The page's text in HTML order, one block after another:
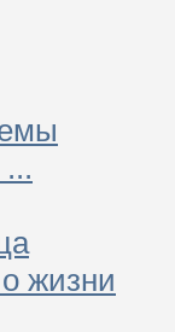
жизни